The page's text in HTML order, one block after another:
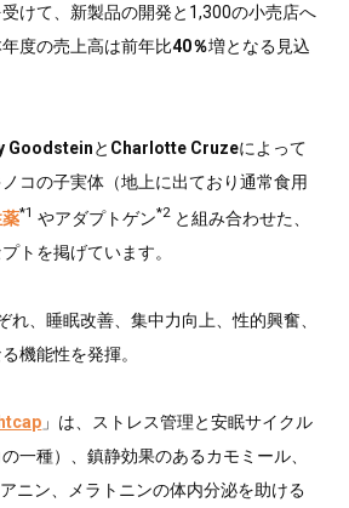
けて、新製品の開発と1,300の小売店へ
度の売上高は前年比40％増となる見込
Goodsteinと Charlotte Cruzeによって
コの子実体（地上に出ており通常食用
薬*1 やアダプトゲン*2 と組み合わせた、
トを掲げています。
れ、睡眠改善、集中力向上、性的興奮、
機能性を発揮。
」は、ストレス管理と安眠サイクル
一種）、鎮静効果のあるカモミール、
ニン、メラトニンの体内分泌を助ける